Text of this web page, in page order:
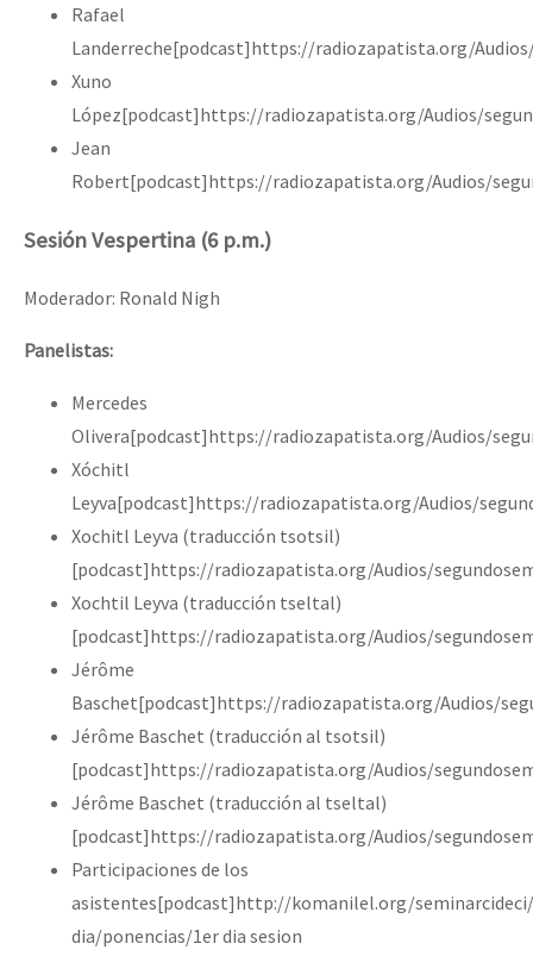
Rafael
Landerreche[podcast]https://radiozapatista.org/
Xuno
López[podcast]https://radiozapatista.org/Audios/
Jean
Robert[podcast]https://radiozapatista.org/Audios/
Sesión Vespertina (6 p.m.)
Moderador: Ronald Nigh
Panelistas:
Mercedes
Olivera[podcast]https://radiozapatista.org/Audios/
Xóchitl
Leyva[podcast]https://radiozapatista.org/Audios/
Xochitl Leyva (traducción tsotsil)
[podcast]https://radiozapatista.org/Audios/
Xochtil Leyva (traducción tseltal)
[podcast]https://radiozapatista.org/Audios/
Jérôme
Baschet[podcast]https://radiozapatista.org/Audios/
Jérôme Baschet (traducción al tsotsil)
[podcast]https://radiozapatista.org/Audios/
Jérôme Baschet (traducción al tseltal)
[podcast]https://radiozapatista.org/Audios/
Participaciones de los
asistentes[podcast]http://komanilel.org/
dia/ponencias/1er dia sesion